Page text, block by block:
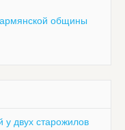
общины
двух старожилов